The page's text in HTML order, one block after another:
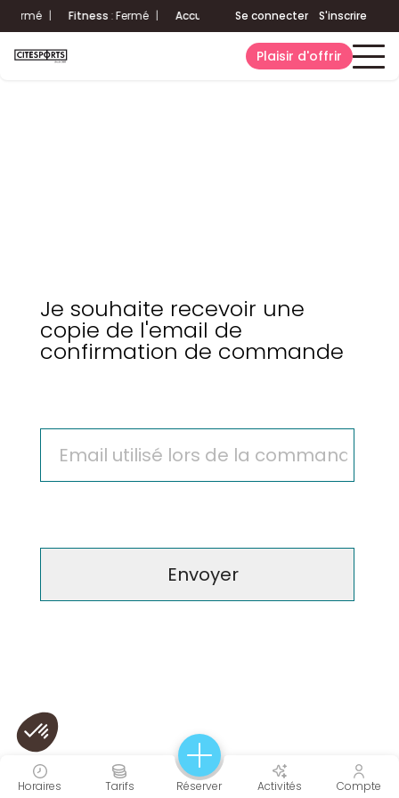
Fermé | Fitness:Fermé | Accueil Fermé Aquatique:Fermé
Se connecter S'inscrire
Plaisir d'offrir
Horaires Tarifs Réserver Activités Compte
Je souhaite recevoir une
copie de l'email de
confirmation de commande